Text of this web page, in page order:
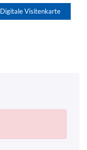
Digitale Visitenkarte